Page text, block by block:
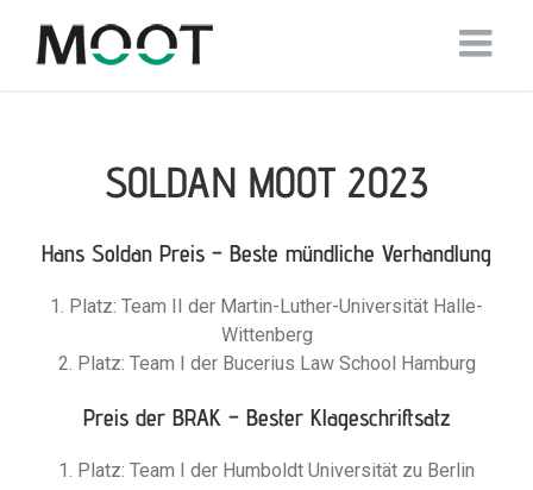
SOLDAN MOOT 2023
Hans Soldan Preis – Beste mündliche Verhandlung
1. Platz: Team II der Martin-Luther-Universität Halle-
Wittenberg
2. Platz: Team I der Bucerius Law School Hamburg
Preis der BRAK – Bester Klageschriftsatz
1. Platz: Team I der Humboldt Universität zu Berlin